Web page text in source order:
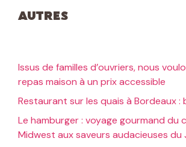
Autres
Issus de familles d’ouvriers, nous
repas maison à un prix accessible
Restaurant sur les quais à Bordeaux :
Le hamburger : voyage gourmand du
Midwest aux saveurs audacieuses du